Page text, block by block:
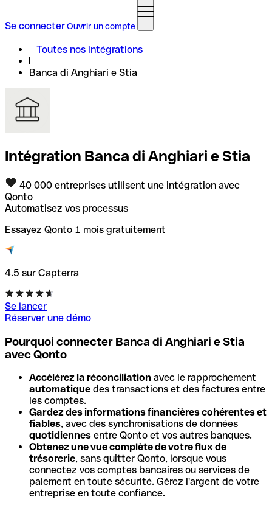
Se connecterOuvrir un compte
Toutes nos intégrations
Banca di Anghiari e Stia
Intégration Banca di Anghiari e Stia
40 000 entreprises utilisent une intégration avec
Qonto
Automatisez vos processus
Essayez Qonto 1 mois gratuitement
4.5 sur Capterra
Se lancer
Réserver une démo
Pourquoi connecter Banca di Anghiari e Stia
avec Qonto
Accélérez la réconciliation avec le rapprochement
automatique des transactions et des factures entre
les comptes.
Gardez des informations financières cohérentes et
fiables, avec des synchronisations de données
quotidiennes entre Qonto et vos autres banques.
Obtenez une vue complète de votre flux de
trésorerie, sans quitter Qonto, lorsque vous
connectez vos comptes bancaires ou services de
paiement en toute sécurité. Gérez l'argent de votre
entreprise en toute confiance.